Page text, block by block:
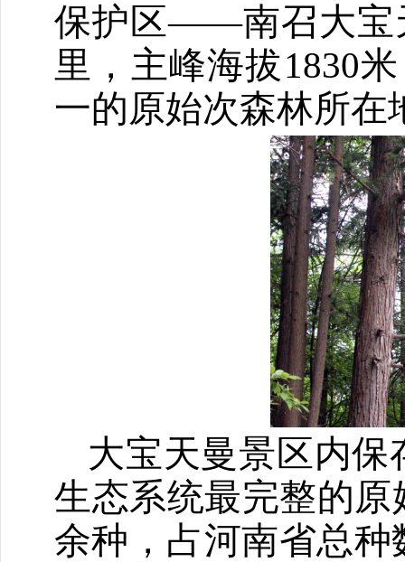
保护区——南召大宝
里，主峰海拔1830
一的原始次森林所在
大宝天曼景区内
生态系统最完整的
余种，占河南省总种